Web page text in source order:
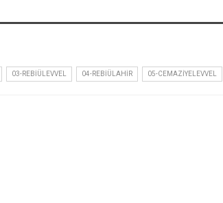
03-REBIÜLEVVEL 04-REBIÜLAHIR 05-CEMAZIYELEVVEL